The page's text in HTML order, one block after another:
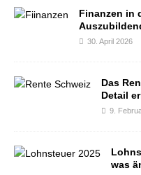
Finanzen in
30. April 2026
Das
Detail
9.
was